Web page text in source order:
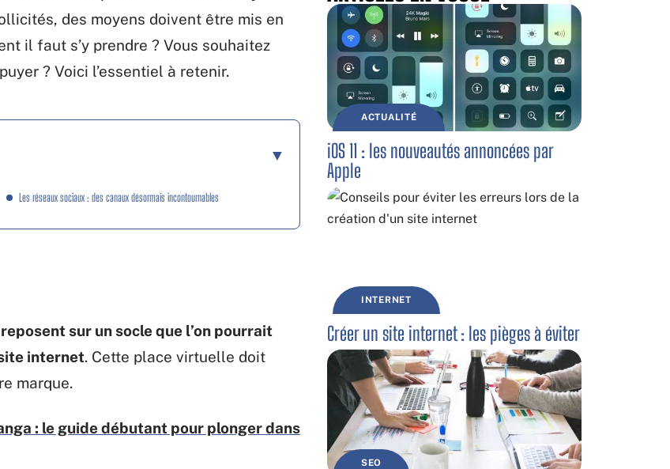
des moyens doivent être mis en
il faut s’y prendre ? Vous souhaitez
? Voici l’essentiel à retenir.
Les réseaux sociaux : des canaux désormais incontournables
sur un socle que l’on pourrait
internet. Cette place virtuelle doit
marque.
: le guide débutant pour plonger dans
ACTUALITÉ
iOS 11 : les nouveautés annoncées par
Apple
INTERNET
Créer un site internet : les pièges à éviter
SEO